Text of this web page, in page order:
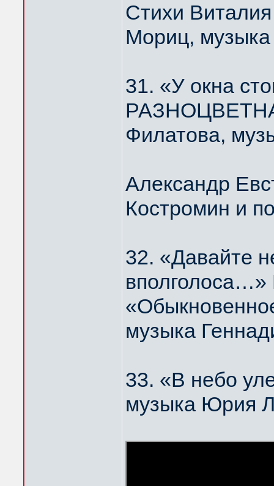
Стихи
Мориц,
31. «У окна
Филатова,
Александр
Костромин и
32. «Давайте
музыка
33. «В небо
музыка Юрия